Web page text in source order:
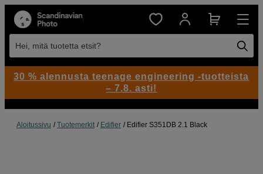
Hei, mitä tuotetta etsit?
Aloitussivu Tuotemerkit Edifier Edifier S351DB 2.1 Black
30 % alennusta teenage engineering -tuotteista
– 7.8. asti!